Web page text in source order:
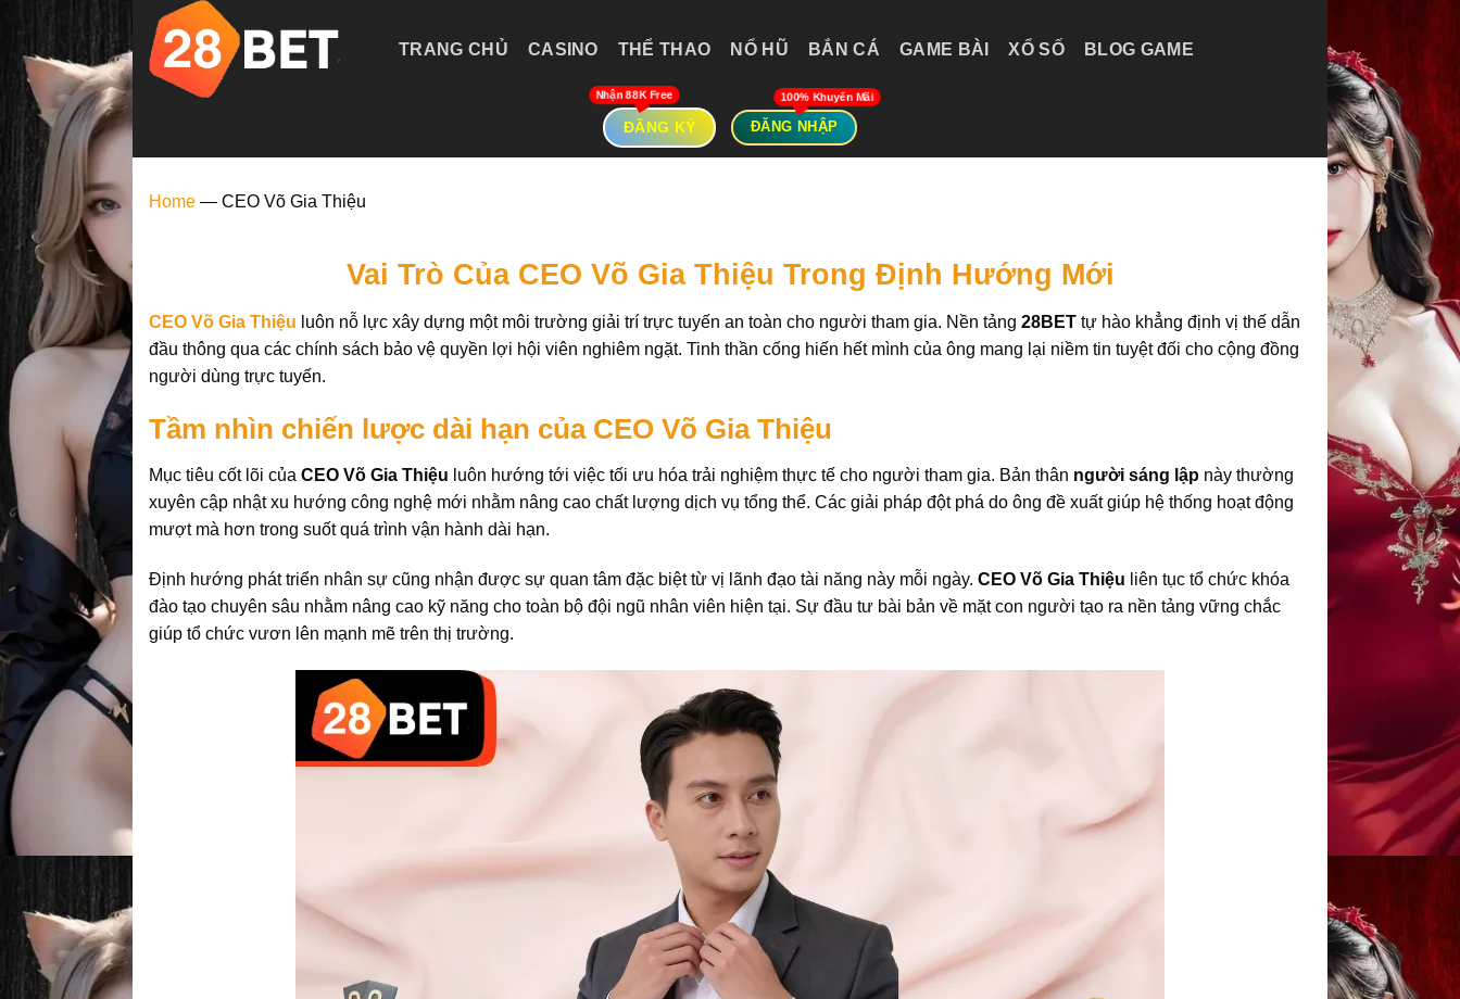
Skip
content
TRANG CHỦ CASINO THỂ THAO NỔ HŨ BẮN CÁ GAME BÀI XỔ SỐ BLOG GAME
ĐĂNG KÝ ĐĂNG NHẬP
Home — CEO Võ Gia Thiệu
Vai Trò Của CEO Võ Gia Thiệu Trong Định Hướng Mới
CEO Võ Gia Thiệu luôn nỗ lực xây dựng một môi trường giải trí trực tuyến an toàn cho người tham gia. Nền tảng 28BET tự hào khẳng định vị thế dẫn
đầu thông qua các chính sách bảo vệ quyền lợi hội viên nghiêm ngặt. Tinh thần cống hiến hết mình của ông mang lại niềm tin tuyệt đối cho cộng đồng
người dùng trực tuyến.
Tầm nhìn chiến lược dài hạn của CEO Võ Gia Thiệu
Mục tiêu cốt lõi của CEO Võ Gia Thiệu luôn hướng tới việc tối ưu hóa trải nghiệm thực tế cho người tham gia. Bản thân người sáng lập này thường
xuyên cập nhật xu hướng công nghệ mới nhằm nâng cao chất lượng dịch vụ tổng thể. Các giải pháp đột phá do ông đề xuất giúp hệ thống hoạt động
mượt mà hơn trong suốt quá trình vận hành dài hạn.
Định hướng phát triển nhân sự cũng nhận được sự quan tâm đặc biệt từ vị lãnh đạo tài năng này mỗi ngày. CEO Võ Gia Thiệu liên tục tổ chức khóa
đào tạo chuyên sâu nhằm nâng cao kỹ năng cho toàn bộ đội ngũ nhân viên hiện tại. Sự đầu tư bài bản về mặt con người tạo ra nền tảng vững chắc
giúp tổ chức vươn lên mạnh mẽ trên thị trường.